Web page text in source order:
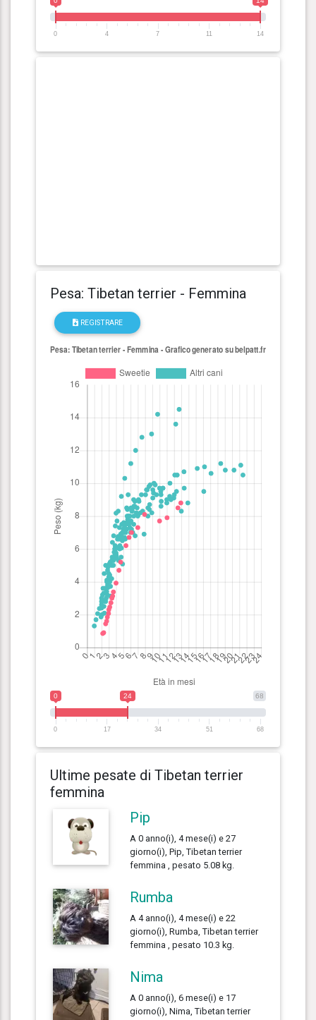
0 4 7 11 14
Pesa: Tibetan terrier - Femmina
REGISTRARE
68
0 24
0 17 34 51 68
Ultime pesate di Tibetan terrier
femmina
Pip
A 0 anno(i), 4 mese(i) e 27
giorno(i), Pip, Tibetan terrier
femmina , pesato 5.08 kg.
Rumba
A 4 anno(i), 4 mese(i) e 22
giorno(i), Rumba, Tibetan terrier
femmina , pesato 10.3 kg.
Nima
A 0 anno(i), 6 mese(i) e 17
giorno(i), Nima, Tibetan terrier